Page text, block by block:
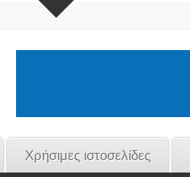
Χρήσιμες ιστοσελίδες